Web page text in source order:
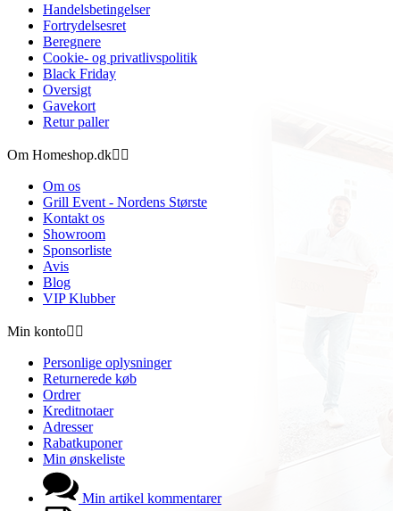
Handelsbetingelser
Fortrydelsesret
Beregnere
Cookie- og privatlivspolitik
Black Friday
Oversigt
Gavekort
Retur paller
Om Homeshop.dk 
Om os
Grill Event - Nordens Største
Kontakt os
Showroom
Sponsorliste
Avis
Blog
VIP Klubber
Min konto 
Personlige oplysninger
Returnerede køb
Ordrer
Kreditnotaer
Adresser
Rabatkuponer
Min ønskeliste
Min artikel kommentarer